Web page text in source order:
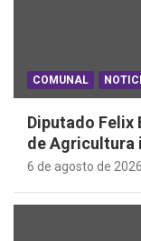
COMUNAL
Diputado
de Agricultura
en la Región
6 de agosto de 2026